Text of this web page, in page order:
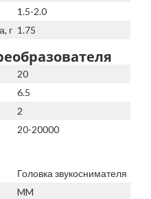
1.5-2.0
г 1.75
20
6.5
2
20-20000
Головка звукоснимателя
MM